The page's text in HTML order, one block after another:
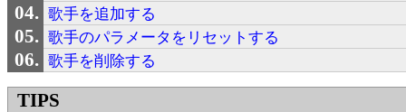
歌手を追加する
歌手のパラメータをリセットする
歌手を削除する
TIPS